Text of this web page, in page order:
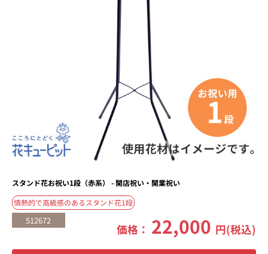
スタンド花お祝い1段（赤系） - 開店祝い・開業祝い
情熱的で高級感のあるスタンド花1段
512672
価格： 22,000 円(税込)